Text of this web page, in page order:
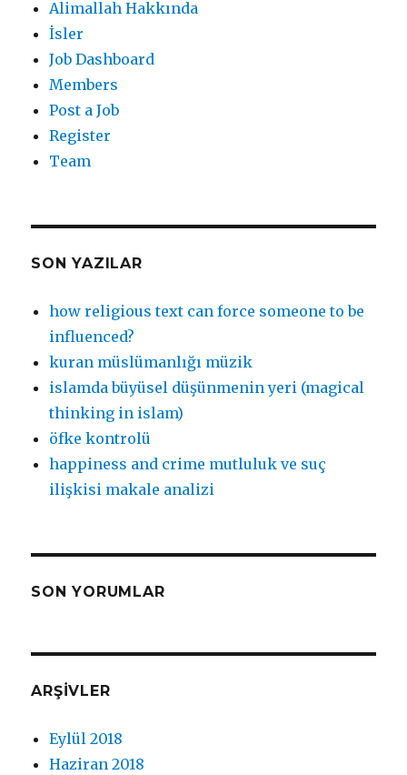
Alimallah Hakkında
İsler
Job Dashboard
Members
Post a Job
Register
Team
SON YAZILAR
how religious text can force someone to be
influenced?
kuran müslümanlığı müzik
islamda büyüsel düşünmenin yeri (magical
thinking in islam)
öfke kontrolü
happiness and crime mutluluk ve suç
ilişkisi makale analizi
SON YORUMLAR
ARŞIVLER
Eylül 2018
Haziran 2018